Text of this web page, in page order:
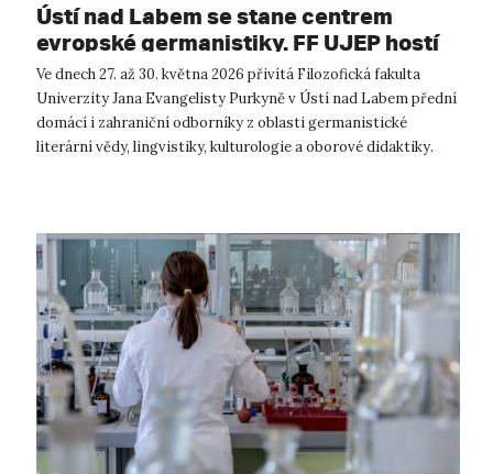
Ústí nad Labem se stane centrem
evropské germanistiky. FF UJEP hostí
prestižní mezinárodní konferenci.
Ve dnech 27. až 30. května 2026 přivítá Filozofická fakulta
Univerzity Jana Evangelisty Purkyně v Ústí nad Labem přední
domácí i zahraniční odborníky z oblasti germanistické
literární vědy, lingvistiky, kulturologie a oborové didaktiky.